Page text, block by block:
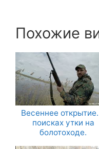
Похожие
Весеннее
поисках утки на
болотоходе.